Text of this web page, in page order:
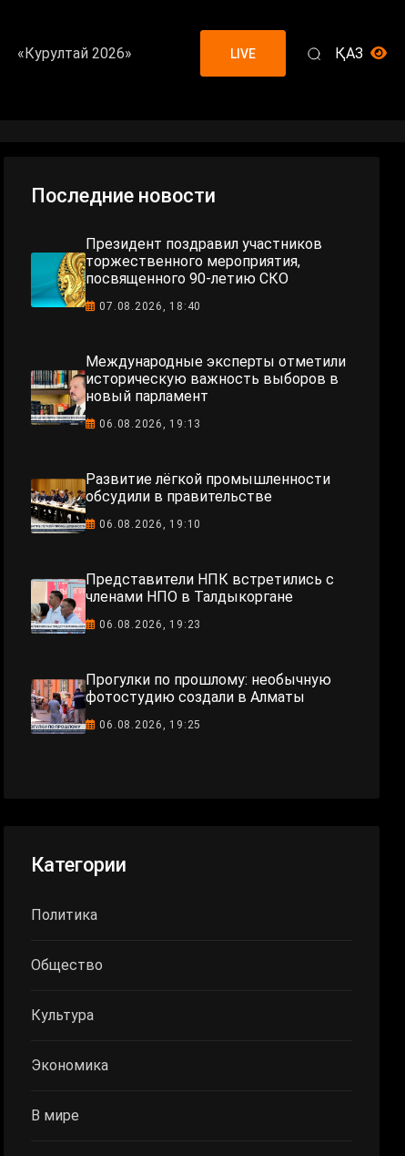
«Курултай 2026» LIVE ҚАЗ
Последние новости
Президент поздравил участников
торжественного мероприятия,
посвященного 90-летию СКО
07.08.2026, 18:40
Международные эксперты отметили
историческую важность выборов в
новый парламент
06.08.2026, 19:13
Развитие лёгкой промышленности
обсудили в правительстве
06.08.2026, 19:10
Представители НПК встретились с
членами НПО в Талдыкоргане
06.08.2026, 19:23
Прогулки по прошлому: необычную
фотостудию создали в Алматы
06.08.2026, 19:25
Категории
Политика
Общество
Культура
Экономика
В мире